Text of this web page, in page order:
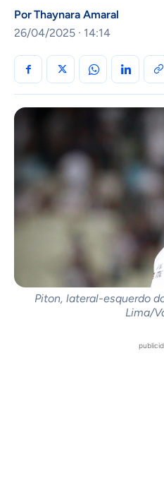
PorThaynara Amaral
26/04/2025 · 14:14
Piton, lateral-esquerdo
Lima/